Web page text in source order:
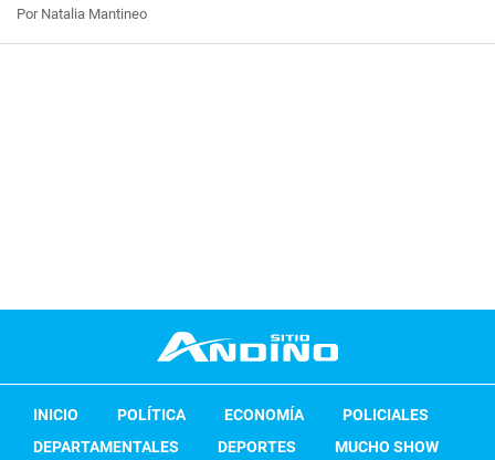
Por Natalia Mantineo
INICIO POLÍTICA ECONOMÍA
POLICIALES
DEPARTAMENTALES
DEPORTES MUCHO SHOW